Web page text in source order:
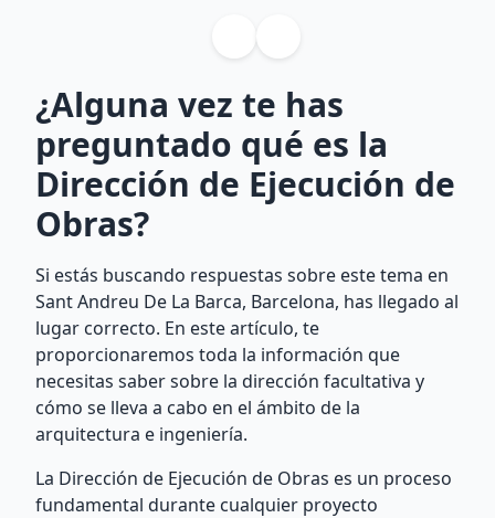
¿Alguna vez te has
preguntado qué es la
Dirección de Ejecución de
Obras?
Si estás buscando respuestas sobre este tema en
Sant Andreu De La Barca, Barcelona, has llegado al
lugar correcto. En este artículo, te
proporcionaremos toda la información que
necesitas saber sobre la dirección facultativa y
cómo se lleva a cabo en el ámbito de la
arquitectura e ingeniería.
La Dirección de Ejecución de Obras es un proceso
fundamental durante cualquier proyecto